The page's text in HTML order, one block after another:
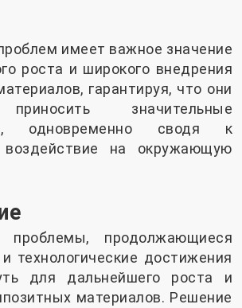
имеет важное значение
роста и широкого внедрения
гарантируя, что они
значительные
одновременно сводя к
на окружающую
продолжающиеся
технологические достижения
для дальнейшего роста и
материалов. Решение